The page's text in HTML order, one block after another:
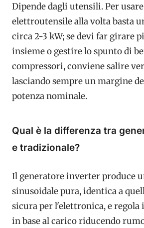
Dipende dagli utensili. Per
elettroutensile alla volta basta
circa 2-3 kW; se devi far girare
insieme o gestire lo spunto di
compressori, conviene salire
lasciando sempre un margine
potenza nominale.
Qual è la differenza tra
e tradizionale?
Il generatore inverter produce
sinusoidale pura, identica a
sicura per l'elettronica, e
in base al carico riducendo